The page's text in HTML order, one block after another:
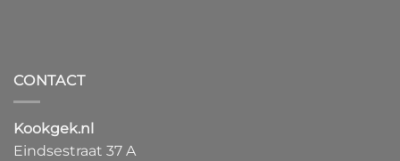
CONTACT
Kookgek.nl
Eindsestraat 37 A